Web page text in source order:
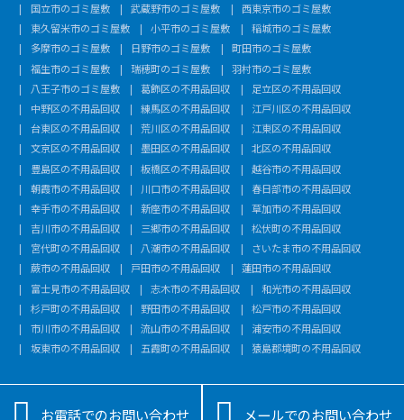
国立市のゴミ屋敷
武蔵野市のゴミ屋敷
西東京市のゴミ屋敷
東久留米市のゴミ屋敷
小平市のゴミ屋敷
稲城市のゴミ屋敷
多摩市のゴミ屋敷
日野市のゴミ屋敷
町田市のゴミ屋敷
福生市のゴミ屋敷
瑞穂町のゴミ屋敷
羽村市のゴミ屋敷
八王子市のゴミ屋敷
葛飾区の不用品回収
足立区の不用品回収
中野区の不用品回収
練馬区の不用品回収
江戸川区の不用品回収
台東区の不用品回収
荒川区の不用品回収
江東区の不用品回収
文京区の不用品回収
墨田区の不用品回収
北区の不用品回収
豊島区の不用品回収
板橋区の不用品回収
越谷市の不用品回収
朝霞市の不用品回収
川口市の不用品回収
春日部市の不用品回収
幸手市の不用品回収
新座市の不用品回収
草加市の不用品回収
吉川市の不用品回収
三郷市の不用品回収
松伏町の不用品回収
宮代町の不用品回収
八潮市の不用品回収
さいたま市の不用品回収
蕨市の不用品回収
戸田市の不用品回収
蓮田市の不用品回収
富士見市の不用品回収
志木市の不用品回収
和光市の不用品回収
杉戸町の不用品回収
野田市の不用品回収
松戸市の不用品回収
市川市の不用品回収
流山市の不用品回収
浦安市の不用品回収
坂東市の不用品回収
五霞町の不用品回収 猿島郡境町の不用品回収
お電話でのお問い合わせ メールでのお問い合わせ